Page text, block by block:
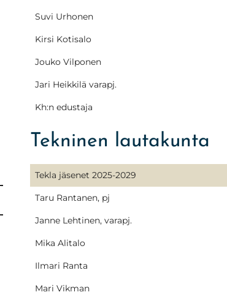
Suvi Urhonen
Kirsi Kotisalo
Jouko Vilponen
Jari Heikkilä varapj.
Kh:n edustaja
Tekninen lautakunta
Tekla jäsenet 2025-2029
Taru Rantanen, pj
Janne Lehtinen, varapj.
Mika Alitalo
Ilmari Ranta
Mari Vikman